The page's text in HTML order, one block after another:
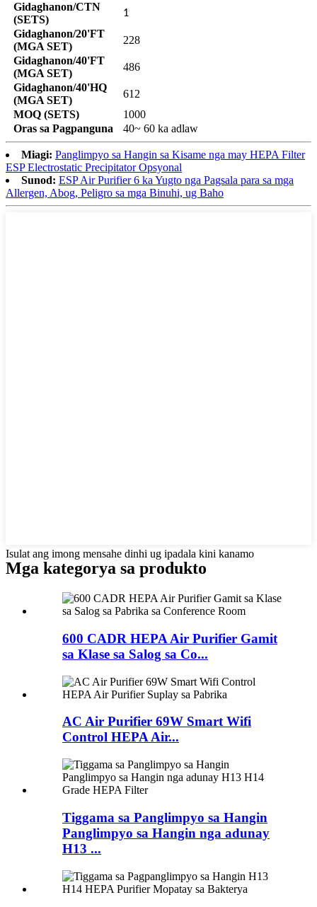
Gidaghanon/CTN
(SETS)
1
Gidaghanon/20'FT
(MGA SET)
228
Gidaghanon/40'FT
(MGA SET)
486
Gidaghanon/40'HQ
(MGA SET)
612
MOQ (SETS)
1000
Oras sa Pagpanguna
40~ 60 ka adlaw
Miagi: Panglimpyo sa Hangin sa Kisame nga may HEPA Filter
ESP Electrostatic Precipitator Opsyonal
Sunod: ESP Air Purifier 6 ka Yugto nga Pagsala para sa mga
Allergen, Abog, Peligro sa mga Binuhi, ug Baho
Isulat ang imong mensahe dinhi ug ipadala kini kanamo
Mga kategorya sa produkto
600 CADR HEPA Air Purifier Gamit
sa Klase sa Salog sa Co...
AC Air Purifier 69W Smart Wifi
Control HEPA Air...
Tiggama sa Panglimpyo sa Hangin
Panglimpyo sa Hangin nga adunay
H13 ...